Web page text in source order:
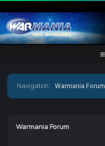
Navigation:Warmania Forum
Warmania Forum